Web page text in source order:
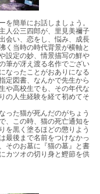
を簡単にお話しましょう。
人公三四郎が、里見美禰子
会い、恋をし、悩み、成長
く当時の時代背景が横軸と
設定の妙、情景描写の鮮や
筆が冴え渡る名作でござい
なったことがおありになる
定図書、なんかで先生から
や高校生でも、その年代な
の人生経験を経て初めてそ
った猫が死んだのがちょう
、この時、猫の死亡通知を
を黒く塗るほどの懲りよう
最後まで名前をつけなかっ
そのお墓に『猫の墓』と書
カツオの切り身と鰹節を供